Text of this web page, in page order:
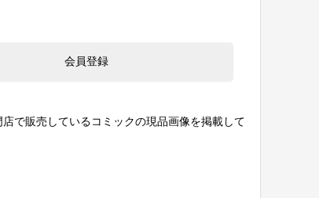
で販売しているコミックの現品画像を掲載して